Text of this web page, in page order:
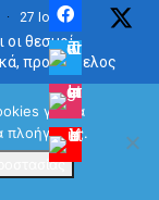
· 27 Ιούλ
οι θεσμοί
προς όφελος
απαιτεί
δημόσια
Δικαιοσύνη,
για να
πλοήγησης.